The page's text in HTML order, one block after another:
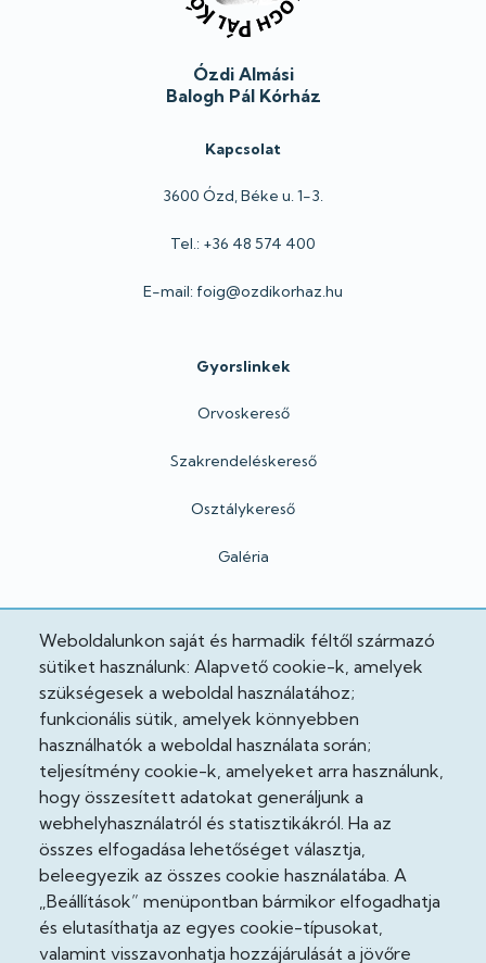
Weboldalunkon saját és harmadik féltől származó
sütiket használunk: Alapvető cookie-k, amelyek
szükségesek a weboldal használatához;
funkcionális sütik, amelyek könnyebben
használhatók a weboldal használata során;
teljesítmény cookie-k, amelyeket arra használunk,
hogy összesített adatokat generáljunk a
webhelyhasználatról és statisztikákról. Ha az
összes elfogadása lehetőséget választja,
beleegyezik az összes cookie használatába. A
„Beállítások” menüpontban bármikor elfogadhatja
és elutasíthatja az egyes cookie-típusokat,
valamint visszavonhatja hozzájárulását a jövőre
Ózdi Almási
Balogh Pál Kórház
Kapcsolat
3600 Ózd, Béke u. 1-3.
Tel.: +36 48 574 400
E-mail: foig@ozdikorhaz.hu
Gyorslinkek
Orvoskereső
Szakrendeléskereső
Osztálykereső
Galéria
Hivatalos
Adatkezelési tájékoztató
Adatvédelmi tisztviselő
Akadálymentesítési nyilatkozat
Cooekie szabályzat
Felhasználási feltételek
Impresszum